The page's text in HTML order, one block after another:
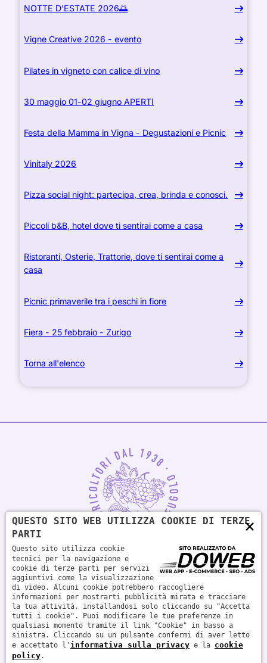
NOTTE D’ESTATE 2026🌅
Vigne Creative 2026 - evento
Pilates in vigneto con calice di vino
30 maggio 01-02 giugno APERTI
Festa della Mamma in Vigna - Degustazioni e Picnic
Vinitaly 2026
Pizza social night: partecipa, crea, brinda e conosci.
Piccoli b&B, hotel dove ti sentirai come a casa
Ristoranti, Osterie, Trattorie, dove ti sentirai come a
casa
Picnic primaverile tra i peschi in fiore
Fiera - 25 febbraio - Zurigo
Torna all'elenco
Società agricola Fugolo s.s. | P.IVA 04879740233 - BEVI
RESPONSABILMENTE
×
QUESTO SITO WEB UTILIZZA COOKIE DI TERZE
PARTI
Questo sito utilizza cookie
tecnici per la navigazione e
cookie di terze parti per servizi
aggiuntivi come la visualizzazione
di video. Alcuni cookie potrebbero raccogliere
informazioni per mostrarti pubblicità mirata e tracciare
la tua attività, installandosi solo cliccando su "Accetta
tutti i cookie". Puoi modificare le tue preferenze in
qualsiasi momento tramite il link "Cookie" in basso a
sinistra. Cliccando su un pulsante confermi di aver letto
e accettato l' informativa sulla privacy e la cookie
policy.